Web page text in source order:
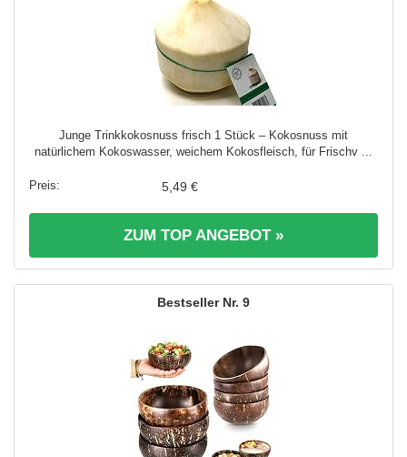
Junge Trinkkokosnuss frisch 1 Stück – Kokosnuss mit
natürlichem Kokoswasser, weichem Kokosfleisch, für Frischv ...
5,49 €
ZUM TOP ANGEBOT »
9